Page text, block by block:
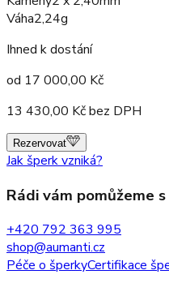
Váha2,24g
Ihned k dostání
od 17 000,00 Kč
13 430,00 Kč bez DPH
Rezervovat
Jak šperk vzniká?
Rádi vám pomůžeme
+420 792 363 995
shop@aumanti.cz
Péče o šperkyCertifikace